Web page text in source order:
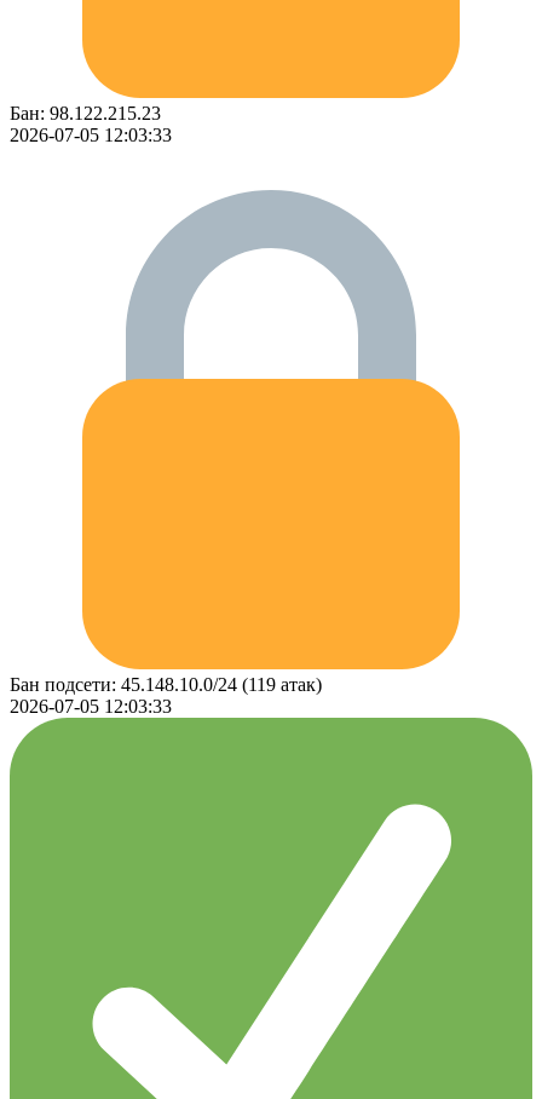
Бан: 98.122.215.23
2026-07-05 12:03:33
Бан подсети: 45.148.10.0/24 (119 атак)
2026-07-05 12:03:33